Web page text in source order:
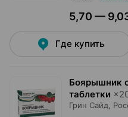
5,70 —
Где купить
Боярышник
таблетки ×
Грин Сайд ,